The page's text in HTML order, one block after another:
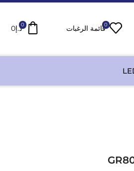
0قائمة الرغبات 0د.إ0